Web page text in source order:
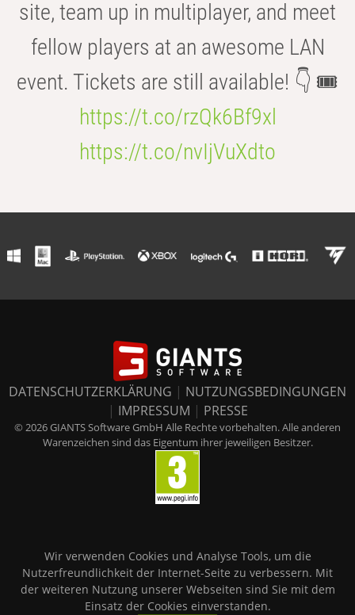
site, team up in multiplayer, and meet
fellow players at an awesome LAN
event. Tickets are still available! 👇 🎟️
https://t.co/rzQk6Bf9xl
https://t.co/nvIjVuXdto
DATENSCHUTZERKLÄRUNG | NUTZUNGSBEDINGUNGEN
| IMPRESSUM | PRESSE
© 2026 GIANTS Software GmbH Alle Rechte vorbehalten. Alle anderen
Warenzeichen sind das Eigentum ihrer jeweiligen Besitzer.
Wir verwenden Cookies und Analyse Tools, um die
Nutzerfreundlichkeit der Internet-Seite zu verbessern. Mit
der weiteren Nutzung unserer Webseiten sind Sie mit dem
Einsatz der Cookies einverstanden.